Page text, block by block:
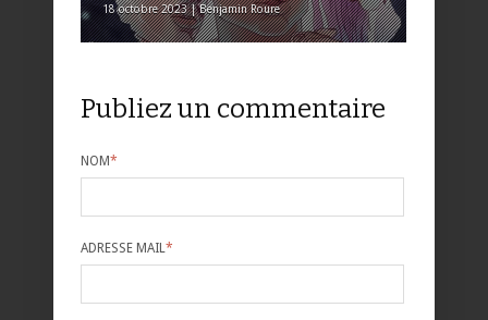
18 octobre 2023 | Benjamin Roure
Publiez un commentaire
NOM*
ADRESSE MAIL *